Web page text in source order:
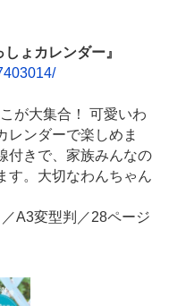
ょカレンダー』
が大集合！ 可愛いわ
レンダーで楽しめま
付きで、家族みんなの
す。大切なわんちゃん
A3変型判／28ページ